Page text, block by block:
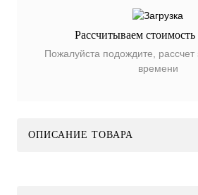
Рассчитываем стоимость
Пожалуйста подождите, рассчет
времени
ОПИСАНИЕ ТОВАРА